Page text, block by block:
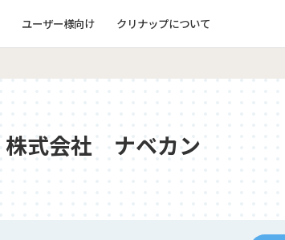
ユーザー様向け クリナップについて
株式会社 ナベカン